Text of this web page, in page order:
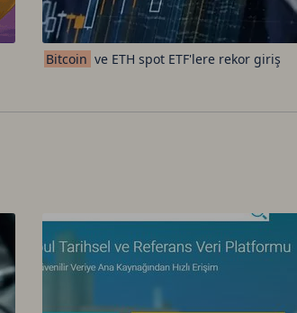
Bitcoin ve ETH spot ETF'lere rekor giriş